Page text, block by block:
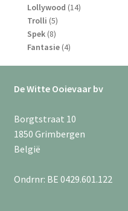
producten
Lollywood 1414
Trolli 55
producten
Spek 88
producten
Fantasie 44
De Witte Ooievaar bv
Borgtstraat 10
1850 Grimbergen
België
Ondrnr: BE 0429.601.122